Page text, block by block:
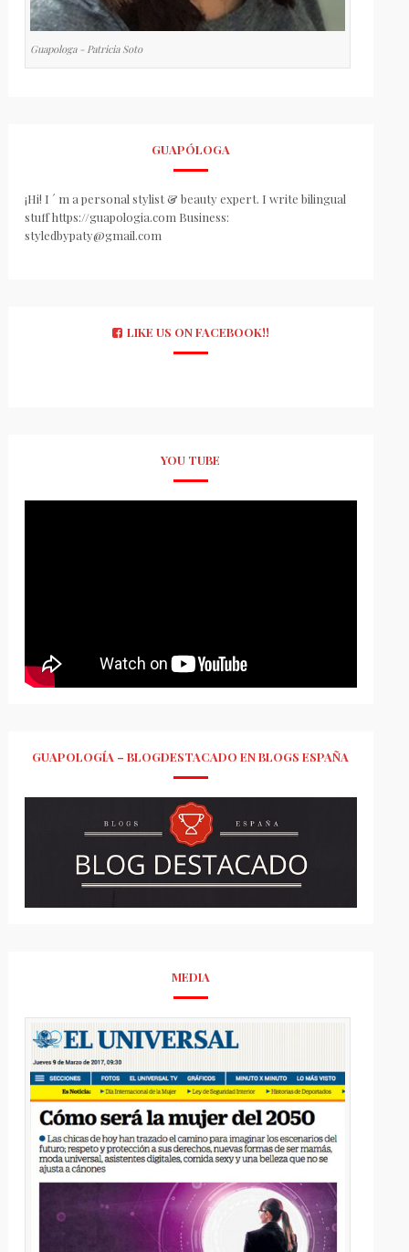
Guapologa - Patricia Soto
GUAPÓLOGA
¡Hi! I ´ m a personal stylist & beauty expert. I write bilingual
stuff https://guapologia.com Business:
styledbypaty@gmail.com
LIKE US ON FACEBOOK!!
YOU TUBE
GUAPOLOGÍA – BLOGDESTACADO EN BLOGS ESPAÑA
MEDIA